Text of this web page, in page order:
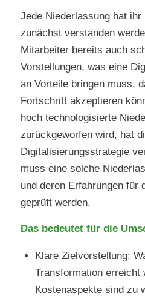
Jede Niederlassung hat
zunächst verstanden
Mitarbeiter bereits auch
Vorstellungen, was eine
an Vorteile bringen muss,
Fortschritt akzeptieren
hoch technologisierte
zurückgeworfen wird, hat
Digitalisierungsstrategie
muss eine solche
und deren Erfahrungen für
geprüft werden.
Das bedeutet für die
Klare Zielvorstellung:
Transformation erreicht
Kostenaspekte sind zu